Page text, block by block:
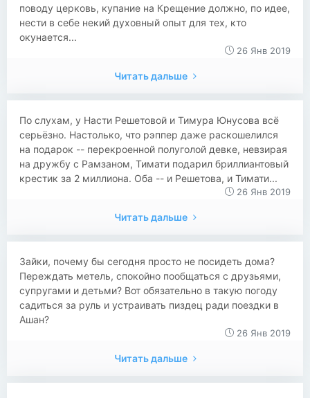
поводу церковь, купание на Крещение должно, по идее,
нести в себе некий духовный опыт для тех, кто
окунается...
26 Янв 2019
Читать дальше
​​По слухам, у Насти Решетовой и Тимура Юнусова всё
серьёзно. Настолько, что рэппер даже раскошелился
на подарок -- перекроенной полуголой девке, невзирая
на дружбу с Рамзаном, Тимати подарил бриллиантовый
крестик за 2 миллиона. Оба -- и Решетова, и Тимати...
26 Янв 2019
Читать дальше
​​Зайки, почему бы сегодня просто не посидеть дома?
Переждать метель, спокойно пообщаться с друзьями,
супругами и детьми? Вот обязательно в такую погоду
садиться за руль и устраивать пиздец ради поездки в
Ашан?
26 Янв 2019
Читать дальше